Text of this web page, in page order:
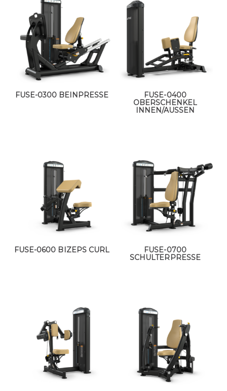
FUSE-0300 BEINPRESSE
FUSE-0400
OBERSCHENKEL
INNEN/AUSSEN
FUSE-0600 BIZEPS CURL
FUSE-0700
SCHULTERPRESSE